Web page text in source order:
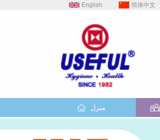
English 简体中文
منزل